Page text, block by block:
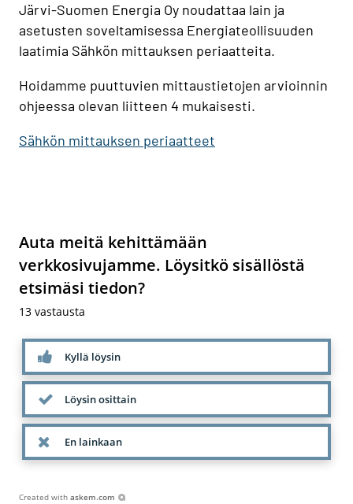
Järvi-Suomen Energia Oy noudattaa lain ja
asetusten soveltamisessa Energiateollisuuden
laatimia Sähkön mittauksen periaatteita.
Hoidamme puuttuvien mittaustietojen arvioinnin
ohjeessa olevan liitteen 4 mukaisesti.
Sähkön mittauksen periaatteet
Auta meitä kehittämään
verkkosivujamme. Löysitkö sisällöstä
etsimäsi tiedon?
13 vastausta
Kyllä löysin
Löysin osittain
En lainkaan
Created with askem.com